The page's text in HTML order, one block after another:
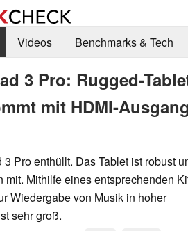
Videos Benchmarks & Tech
3 Pro: Rugged-
mit HDMI-
Pro enthüllt. Das Tablet ist robust
mit. Mithilfe eines entsprechenden
Wiedergabe von Musik in hoher
sehr groß.